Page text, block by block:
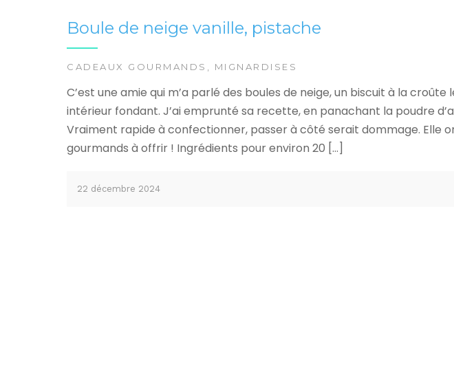
Boule de neige vanille, pistache
CADEAUX GOURMANDS MIGNARDISES
C’est une amie qui m’a parlé des boules de neige, un biscuit à la
intérieur fondant. J’ai emprunté sa recette, en panachant la poudre
Vraiment rapide à confectionner, passer à côté serait dommage. Elle
gourmands à offrir ! Ingrédients pour environ 20 […]
22 décembre 2024